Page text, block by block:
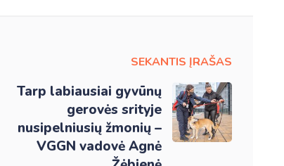
SEKANTIS ĮRAŠAS
Tarp labiausiai gyvūnų
gerovės srityje
nusipelniusių žmonių –
VGGN vadovė Agnė